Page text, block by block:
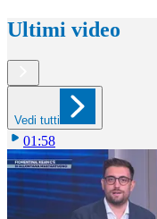
Ultimi video
Vedi tutti
01:58